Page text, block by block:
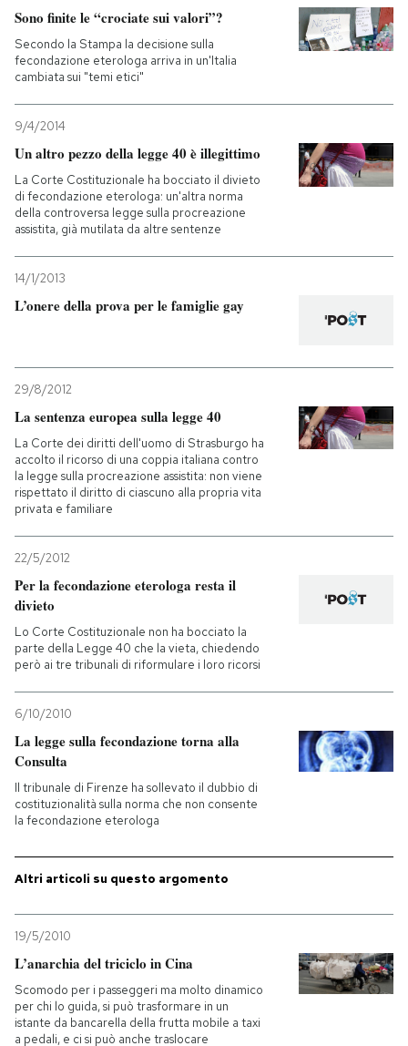
Sono finite le “crociate sui valori”?
Secondo la Stampa la decisione sulla
fecondazione eterologa arriva in un'Italia
cambiata sui "temi etici"
9/4/2014
Un altro pezzo della legge 40 è illegittimo
La Corte Costituzionale ha bocciato il divieto
di fecondazione eterologa: un'altra norma
della controversa legge sulla procreazione
assistita, già mutilata da altre sentenze
14/1/2013
L’onere della prova per le famiglie gay
29/8/2012
La sentenza europea sulla legge 40
La Corte dei diritti dell'uomo di Strasburgo ha
accolto il ricorso di una coppia italiana contro
la legge sulla procreazione assistita: non viene
rispettato il diritto di ciascuno alla propria vita
privata e familiare
22/5/2012
Per la fecondazione eterologa resta il
divieto
Lo Corte Costituzionale non ha bocciato la
parte della Legge 40 che la vieta, chiedendo
però ai tre tribunali di riformulare i loro ricorsi
6/10/2010
La legge sulla fecondazione torna alla
Consulta
Il tribunale di Firenze ha sollevato il dubbio di
costituzionalità sulla norma che non consente
la fecondazione eterologa
Altri articoli su questo argomento
19/5/2010
L’anarchia del triciclo in Cina
Scomodo per i passeggeri ma molto dinamico
per chi lo guida, si può trasformare in un
istante da bancarella della frutta mobile a taxi
a pedali, e ci si può anche traslocare